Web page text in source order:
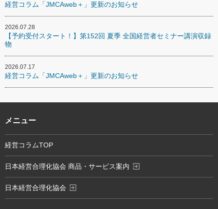
経営コラム「JMCAweb＋」更新のお知らせ
2026.07.28
【予約受付スタート！】第152回 夏季 全国経営者セミナー講演収録
物
2026.07.17
経営コラム「JMCAweb＋」更新のお知らせ
メニュー
経営コラムTOP
日本経営合理化協会 商品・サービス案内 exit_to_app
日本経営合理化協会 exit_to_app